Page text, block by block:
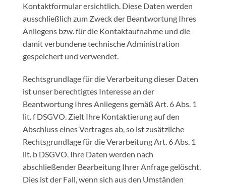
Kontaktformular ersichtlich. Diese Daten werden
ausschließlich zum Zweck der Beantwortung Ihres
Anliegens bzw. für die Kontaktaufnahme und die
damit verbundene technische Administration
gespeichert und verwendet.
Rechtsgrundlage für die Verarbeitung dieser Daten
ist unser berechtigtes Interesse an der
Beantwortung Ihres Anliegens gemäß Art. 6 Abs. 1
lit. f DSGVO. Zielt Ihre Kontaktierung auf den
Abschluss eines Vertrages ab, so ist zusätzliche
Rechtsgrundlage für die Verarbeitung Art. 6 Abs. 1
lit. b DSGVO. Ihre Daten werden nach
abschließender Bearbeitung Ihrer Anfrage gelöscht.
Dies ist der Fall, wenn sich aus den Umständen